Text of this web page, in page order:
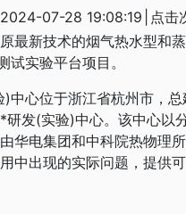
2024-07-28 19:08:19 点击
最新技术的烟气热水型和
实验平台项目。
中心位于浙江省杭州市，
发(实验)中心。该中心以
华电集团和中科院热物理
中出现的实际问题，提供